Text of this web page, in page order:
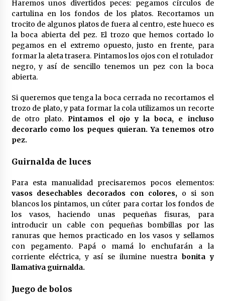
Haremos unos divertidos peces: pegamos círculos de
cartulina en los fondos de los platos. Recortamos un
trocito de algunos platos de fuera al centro, este hueco es
la boca abierta del pez. El trozo que hemos cortado lo
pegamos en el extremo opuesto, justo en frente, para
formar la aleta trasera. Pintamos los ojos con el rotulador
negro, y así de sencillo tenemos un pez con la boca
abierta.
Si queremos que tenga la boca cerrada no recortamos el
trozo de plato, y pata formar la cola utilizamos un recorte
de otro plato. Pintamos el ojo y la boca, e incluso
decorarlo como los peques quieran. Ya tenemos otro
pez.
Guirnalda de luces
Para esta manualidad precisaremos pocos elementos:
vasos desechables decorados con colores, o si son
blancos los pintamos, un cúter para cortar los fondos de
los vasos, haciendo unas pequeñas fisuras, para
introducir un cable con pequeñas bombillas por las
ranuras que hemos practicado en los vasos y sellamos
con pegamento. Papá o mamá lo enchufarán a la
corriente eléctrica, y así se ilumine nuestra bonita y
llamativa guirnalda.
Juego de bolos